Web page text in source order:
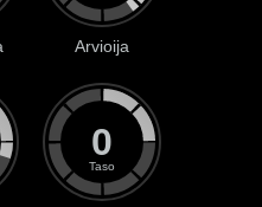
Arvioija
0
Taso